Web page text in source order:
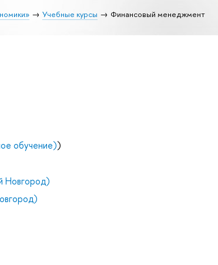
Учебные курсы Финансовый менеджмент
обучение))
Новгород)